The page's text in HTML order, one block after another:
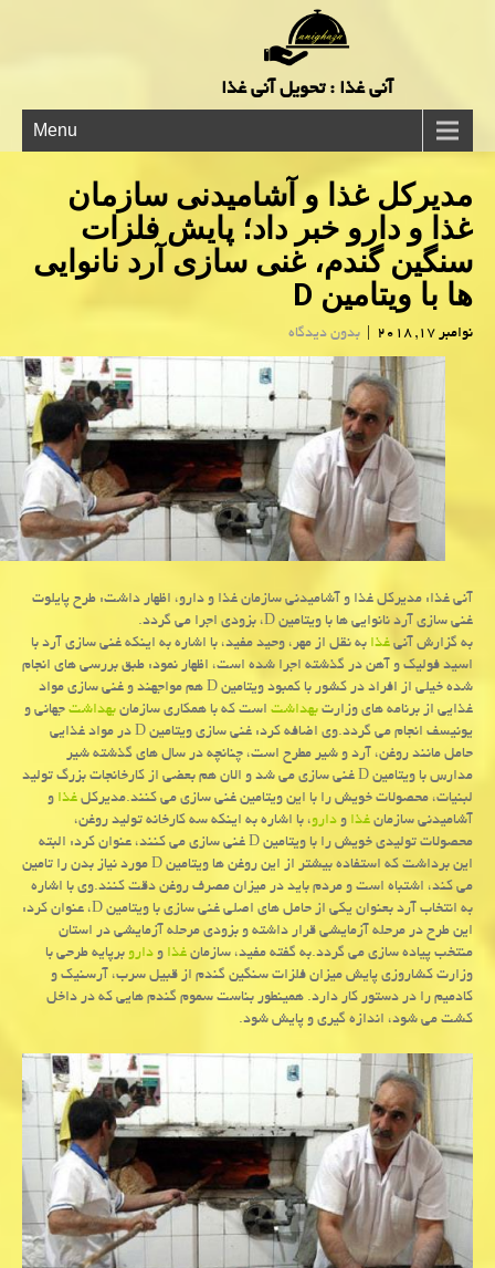
آنی غذا : تحویل آنی غذا
Menu
مدیركل غذا و آشامیدنی سازمان
غذا و دارو خبر داد؛ پایش فلزات
سنگین گندم، غنی سازی آرد نانوایی
ها با ویتامین D
نوامبر 17, 2018 | بدون دیدگاه
آنی غذا: مدیركل غذا و آشامیدنی سازمان غذا و دارو، اظهار داشت: طرح پایلوت
غنی سازی آرد نانوایی ها با ویتامین D، بزودی اجرا می گردد.
به گزارش آنیغذابه نقل از مهر، وحید مفید، با اشاره به اینكه غنی سازی آرد با
اسید فولیك و آهن در گذشته اجرا شده است، اظهار نمود: طبق بررسی های انجام
شده خیلی از افراد در كشور با كمبود ویتامین D هم مواجهند و غنی سازی مواد
غذایی از برنامه های وزارتبهداشتاست كه با همكاری سازمانبهداشتجهانی و
یونیسف انجام می گردد.وی اضافه كرد: غنی سازی ویتامین D در مواد غذایی
حامل مانند روغن، آرد و شیر مطرح است، چنانچه در سال های گذشته شیر
مدارس با ویتامین D غنی سازی می شد و الان هم بعضی از كارخانجات بزرگ تولید
لبنیات، محصولات خویش را با این ویتامین غنی سازی می كنند.مدیركلغذاو
آشامیدنی سازمانغذاودارو، با اشاره به اینكه سه كارخانه تولید روغن،
محصولات تولیدی خویش را با ویتامین D غنی سازی می كنند، عنوان كرد: البته
این برداشت كه استفاده بیشتر از این روغن ها ویتامین D مورد نیاز بدن را تامین
می كند، اشتباه است و مردم باید در میزان مصرف روغن دقت كنند.وی با اشاره
به انتخاب آرد بعنوان یكی از حامل های اصلی غنی سازی با ویتامین D، عنوان كرد:
این طرح در مرحله آزمایشی قرار داشته و بزودی مرحله آزمایشی در استان
منتخب پیاده سازی می گردد.به گفته مفید، سازمانغذاوداروبرپایه طرحی با
وزارت كشاروزی پایش میزان فلزات سنگین گندم از قبیل سرب، آرسنیك و
كادمیم را در دستور كار دارد. همینطور بناست سموم گندم هایی كه در داخل
كشت می شود، اندازه گیری و پایش شود.